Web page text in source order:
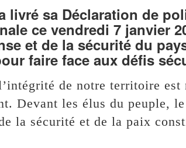
livré sa Déclaration de
ce vendredi 7 janvier
et de la sécurité du
faire face aux défis
de notre territoire est
Devant les élus du peuple,
la sécurité et de la paix